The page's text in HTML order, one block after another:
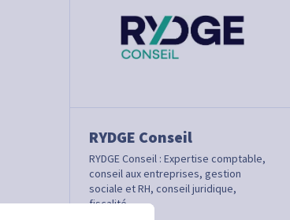
RYDGE Conseil
RYDGE Conseil : Expertise comptable,
conseil aux entreprises, gestion
sociale et RH, conseil juridique,
fiscalité.